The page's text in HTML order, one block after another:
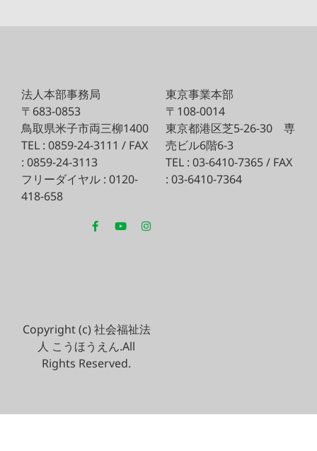
法人本部事務局
〒683-0853
鳥取県米子市両三柳1400
TEL : 0859-24-3111 / FAX
: 0859-24-3113
フリーダイヤル : 0120-
418-658
東京事業本部
〒108-0014
東京都港区芝5-26-30 専
売ビル6階6-3
TEL : 03-6410-7365 / FAX
: 03-6410-7364
Copyright (c) 社会福祉法
人 こうほうえん.All
Rights Reserved.